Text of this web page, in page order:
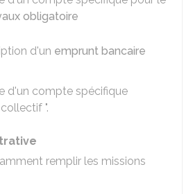
obligatoire
d'un emprunt bancaire
d'un compte spécifique
".
remplir les missions